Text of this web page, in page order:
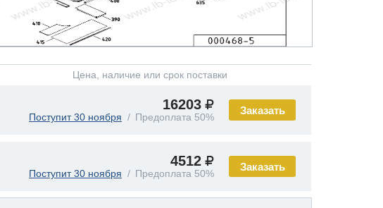
Цена, наличие или срок поставки
Заказать
16203
Поступит 30 ноября Предоплата 50%
Заказать
4512
Поступит 30 ноября Предоплата 50%